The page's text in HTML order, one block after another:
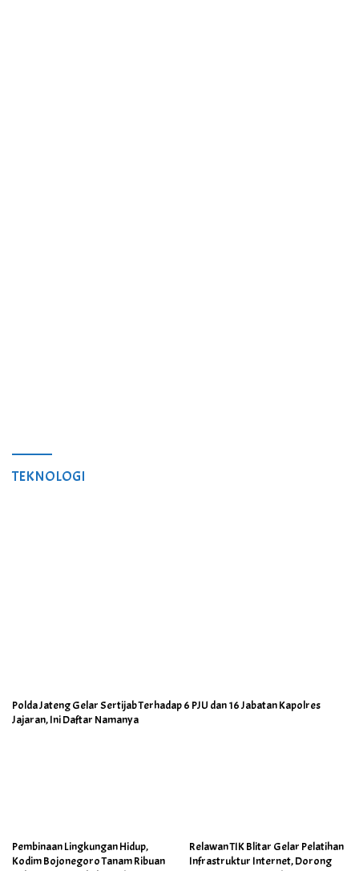
TEKNOLOGI
Polda Jateng Gelar Sertijab Terhadap 6 PJU dan 16 Jabatan Kapolres
Jajaran, Ini Daftar Namanya
Pembinaan Lingkungan Hidup,
Kodim Bojonegoro Tanam Ribuan
Relawan TIK Blitar Gelar Pelatihan
Infrastruktur Internet, Dorong